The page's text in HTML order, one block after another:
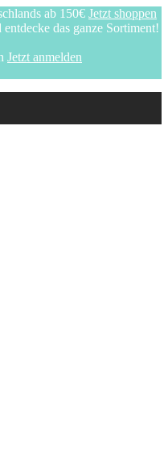
ab 150€ Jetzt shoppen
das ganze Sortiment!
Jetzt anmelden